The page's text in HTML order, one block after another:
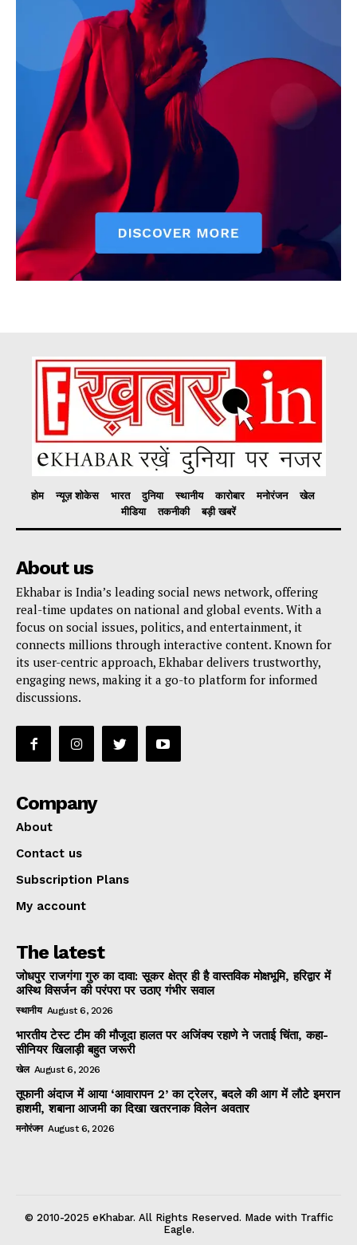
Subscription Plans
My account
होम न्यूज़ शोकेस भारत दुनिया स्थानीय कारोबार मनोरंजन
खेल
मीडिया
तकनीकी बड़ी खबरें
About us
Ekhabar is India’s leading social news network, offering
real-time updates on national and global events. With a
focus on social issues, politics, and entertainment, it
connects millions through interactive content. Known for
its user-centric approach, Ekhabar delivers trustworthy,
engaging news, making it a go-to platform for informed
discussions.
Company
About
Contact us
Subscription Plans
My account
The latest
जोधपुर राजगंगा गुरु का दावा: सूकर क्षेत्र ही है वास्तविक मोक्षभूमि, हरिद्वार में
अस्थि विसर्जन की परंपरा पर उठाए गंभीर सवाल
स्थानीय August 6, 2026
भारतीय टेस्ट टीम की मौजूदा हालत पर अजिंक्य रहाणे ने जताई चिंता, कहा-
सीनियर खिलाड़ी बहुत जरूरी
खेल August 6, 2026
तूफानी अंदाज में आया ‘आवारापन 2’ का ट्रेलर, बदले की आग में लौटे इमरान
हाशमी, शबाना आजमी का दिखा खतरनाक विलेन अवतार
मनोरंजन August 6, 2026
© 2010-2025 eKhabar. All Rights Reserved. Made with Traffic
Eagle.